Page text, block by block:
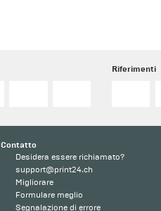
Riferimenti
Contatto
Desidera essere richiamato?
support@print24.ch
Migliorare
Formulare meglio
Segnalazione di errore